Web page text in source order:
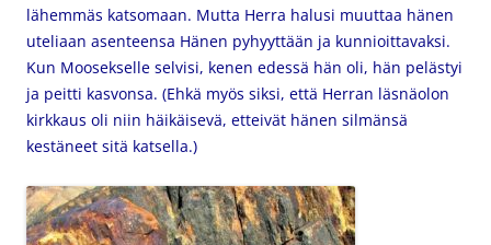
lähemmäs katsomaan. Mutta Herra halusi muuttaa hänen
uteliaan asenteensa Hänen pyhyyttään ja kunnioittavaksi.
Kun Moosekselle selvisi, kenen edessä hän oli, hän pelästyi
ja peitti kasvonsa. (Ehkä myös siksi, että Herran läsnäolon
kirkkaus oli niin häikäisevä, etteivät hänen silmänsä
kestäneet sitä katsella.)